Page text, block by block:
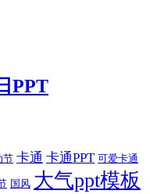
PPT
节 卡通 卡通PPT 可爱卡通
国风 大气ppt模板